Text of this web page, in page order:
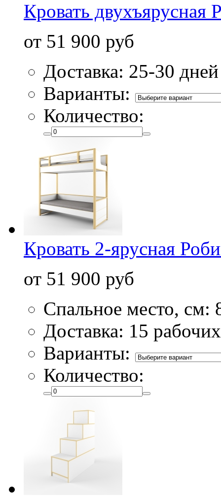
Кровать двухъярусная
от 51 900 руб
Доставка: 25-30 дней
Варианты:
Количество:
Кровать 2-ярусная
от 51 900 руб
Спальное место, см:
Доставка: 15
Варианты:
Количество: